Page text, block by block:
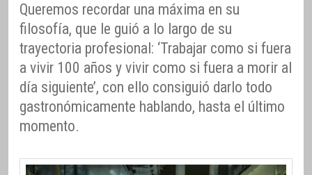
Queremos recordar una máxima en su
filosofía, que le guió a lo largo de su
trayectoria profesional: ‘Trabajar como si fuera
a vivir 100 años y vivir como si fuera a morir al
día siguiente’, con ello consiguió darlo todo
gastronómicamente hablando, hasta el último
momento.